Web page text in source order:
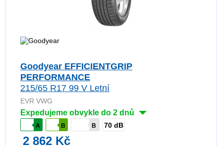
Goodyear EFFICIENTGRIP
PERFORMANCE
215/65 R17 99 V Letní
EVR VWG
Expedujeme obvykle do 2 dnů
A B B 70 dB
2 862 Kč